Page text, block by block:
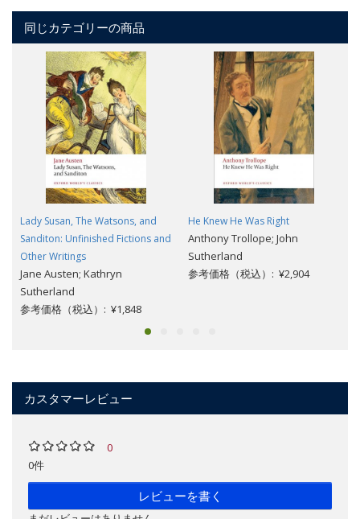
同じカテゴリーの商品
Lady Susan, The Watsons, and
Sanditon: Unfinished Fictions and
Other Writings
Jane Austen; Kathryn
Sutherland
参考価格（税込）: ¥1,848
He Knew He Was Right
Anthony Trollope; John
Sutherland
参考価格（税込）: ¥2,904
カスタマーレビュー
0
0件
レビューを書く